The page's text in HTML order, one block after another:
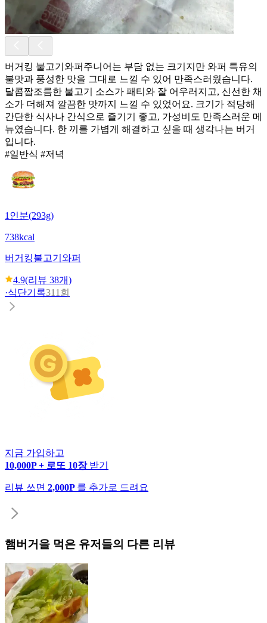
버거킹 불고기와퍼주니어는 부담 없는 크기지만 와퍼 특유의
불맛과 풍성한 맛을 그대로 느낄 수 있어 만족스러웠습니다.
달콤짭조름한 불고기 소스가 패티와 잘 어우러지고, 신선한 채
소가 더해져 깔끔한 맛까지 느낄 수 있었어요. 크기가 적당해
간단한 식사나 간식으로 즐기기 좋고, 가성비도 만족스러운 메
뉴였습니다. 한 끼를 가볍게 해결하고 싶을 때 생각나는 버거
입니다.
#일반식 #저녁
1인분(293g)
738kcal
버거킹불고기와퍼
4.9(리뷰 38개)
·식단기록311회
지금 가입하고
10,000P + 로또 10장 받기
리뷰 쓰면 2,000P 를 추가로 드려요
햄버거 을 먹은 유저들의 다른 리뷰